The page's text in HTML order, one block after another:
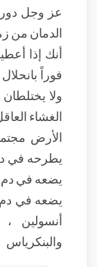
عز وجل
الدمان من
أنك إذا
فوراً
ولا
الغشاء
الأرض
يطرحه في
يضعه في دم
يضعه في
أنسولين